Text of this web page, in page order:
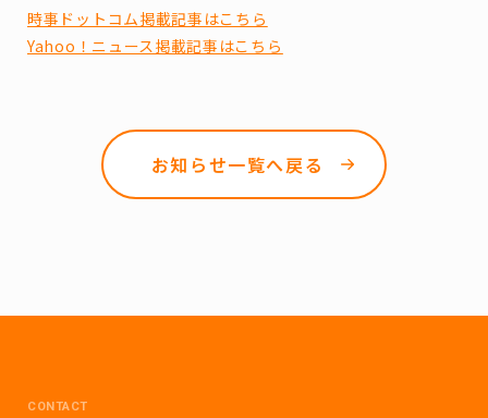
時事ドットコム掲載記事はこちら
Yahoo！ニュース掲載記事はこちら
お知らせ一覧へ戻る
CONTACT